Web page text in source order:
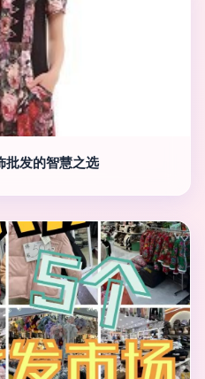
批发的智慧之选